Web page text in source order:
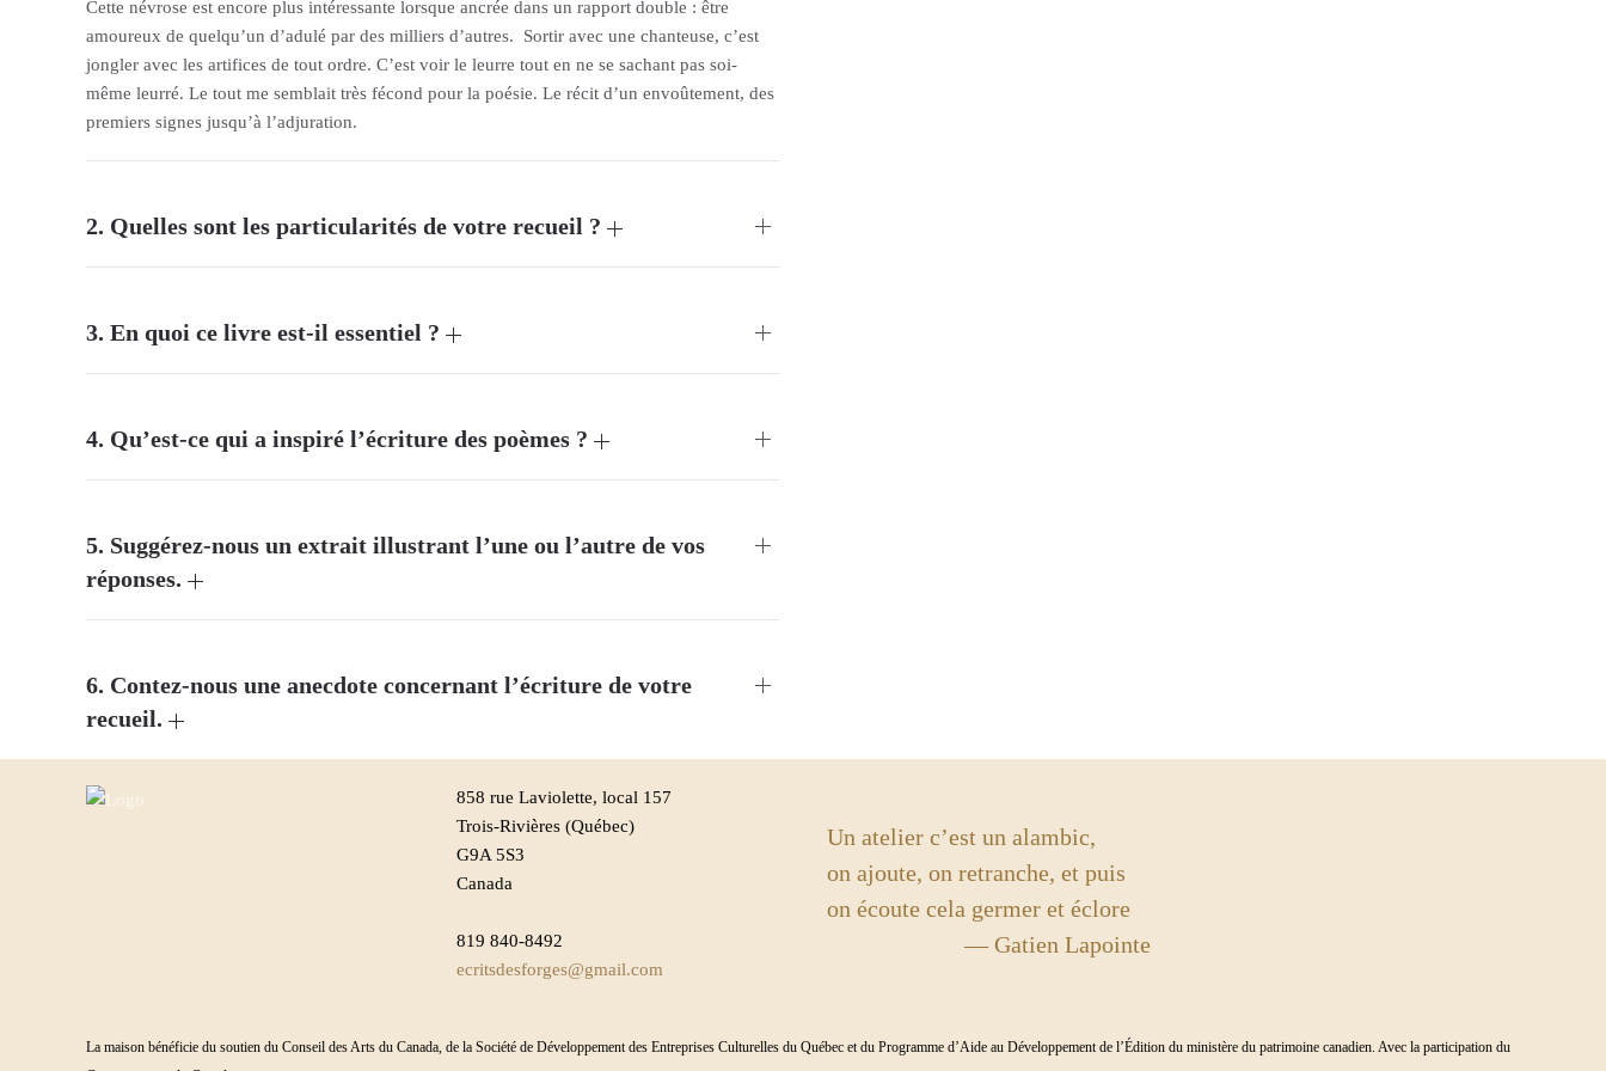
Cette névrose est encore plus intéressante lorsque ancrée dans un rapport double : être
amoureux de quelqu’un d’adulé par des milliers d’autres.
Sortir avec une chanteuse, c’est
jongler avec les artifices de tout ordre. C’est voir le leurre tout en ne se sachant pas soi-
même leurré. Le tout me semblait très fécond pour la poésie. Le récit d’un envoûtement, des
premiers signes jusqu’à l’adjuration.
2. Quelles sont les particularités de votre recueil ?
3. En quoi ce livre est-il essentiel ?
4. Qu’est-ce qui a inspiré l’écriture des poèmes ?
5. Suggérez-nous un extrait illustrant l’une ou l’autre de vos
réponses.
6. Contez-nous une anecdote concernant l’écriture de votre
recueil.
858 rue Laviolette, local 157
Trois-Rivières (Québec)
G9A 5S3
Canada
819 840-8492
ecritsdesforges@gmail.com
Un atelier c’est un alambic,
on ajoute, on retranche, et puis
on écoute cela germer et éclore
— Gatien Lapointe
La maison bénéficie du soutien du Conseil des Arts du Canada, de la Société de Développement des Entreprises Culturelles du Québec et du Programme d’Aide au Développement de l’Édition du ministère du patrimoine canadien. Avec la participation du